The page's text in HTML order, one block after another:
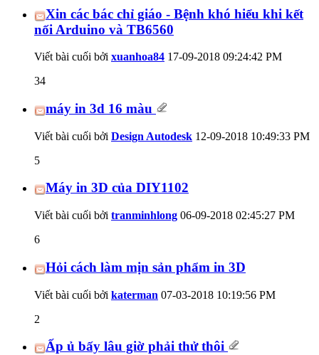
Xin các bác chỉ giáo - Bệnh khó hiểu khi kết
nối Arduino và TB6560
Viết bài cuối bởi xuanhoa84 17-09-2018 09:24:42 PM
34
máy in 3d 16 màu
Viết bài cuối bởi Design Autodesk 12-09-2018 10:49:33 PM
5
Máy in 3D của DIY1102
Viết bài cuối bởi tranminhlong 06-09-2018 02:45:27 PM
6
Hỏi cách làm mịn sản phẩm in 3D
Viết bài cuối bởi katerman 07-03-2018 10:19:56 PM
2
Ấp ủ bấy lâu giờ phải thử thôi